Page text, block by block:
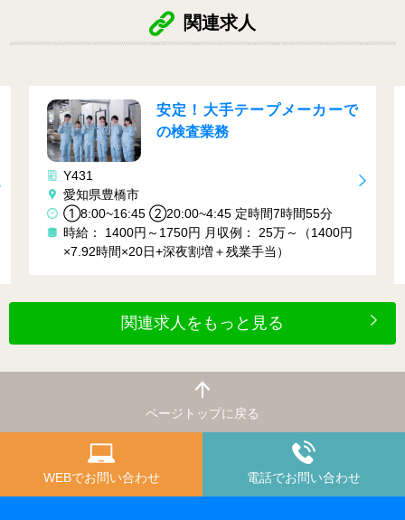
関連求人
安定！大手テープメーカーで
の検査業務
Y431
愛知県豊橋市
①8:00~16:45 ②20:00~4:45 定時間7時間55分
時給： 1400円～1750円 月収例： 25万～（1400円
×7.92時間×20日+深夜割増＋残業手当）
関連求人をもっと見る
ページトップに戻る
WEBでお問い合わせ 電話でお問い合わせ